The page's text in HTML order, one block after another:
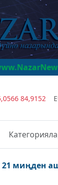
84,9152
миңден